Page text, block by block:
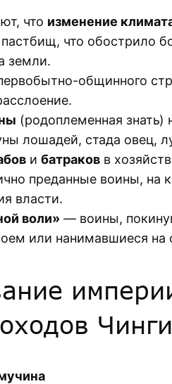
что изменение
что обострило
земли.
общинного
(родоплеменная знать)
лошадей, стада овец,
и батраков в
преданные воины, на
власти.
воли» — воины,
или нанимавшиеся